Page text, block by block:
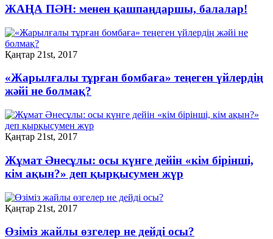
ЖАҢА ПӘН: менен қашпаңдаршы, балалар!
Қаңтар 21st, 2017
«Жарылғалы тұрған бомбаға» теңеген үйлердің
жәйі не болмақ?
Қаңтар 21st, 2017
Жұмат Әнесұлы: осы күнге дейін «кім бірінші,
кім ақын?» деп қырқысумен жүр
Қаңтар 21st, 2017
Өзіміз жайлы өзгелер не дейді осы?